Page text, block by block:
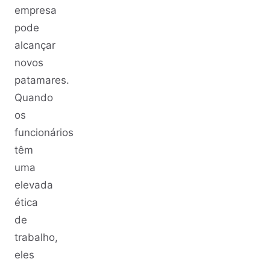
empresa
pode
alcançar
novos
patamares.
Quando
os
funcionários
têm
uma
elevada
ética
de
trabalho,
eles